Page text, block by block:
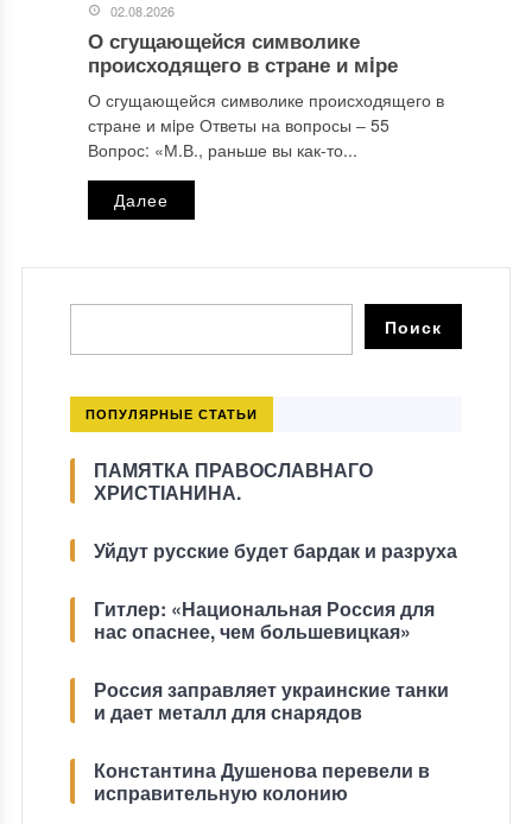
02.08.2026
О сгущающейся символике
происходящего в стране и мiре
О сгущающейся символике происходящего в
стране и мiре Ответы на вопросы ‒ 55
Вопрос: «М.В., раньше вы как-то...
Далее
ПОПУЛЯРНЫЕ СТАТЬИ
ПАМЯТКА ПРАВОСЛАВНАГО
ХРИСТІАНИНА.
Уйдут русские будет бардак и разруха
Гитлер: «Национальная Россия для
нас опаснее, чем большевицкая»
Россия заправляет украинские танки
и дает металл для снарядов
Константина Душенова перевели в
исправительную колонию